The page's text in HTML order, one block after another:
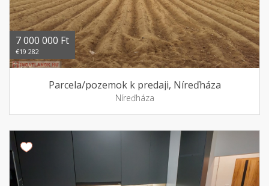
7 000 000 Ft
€19 282
Parcela/pozemok k predaji, Níreďháza
Níreďháza